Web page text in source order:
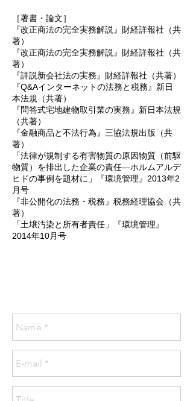
［著書・論文］
『改正商法の完全実務解説』財経詳報社（共
著）
『改正商法の完全実務解説』財経詳報社（共
著）
『詳説新会社法の実務』財経詳報社（共著）
『Q&Aインターネットの法務と税務』新日
本法規（共著）
『問答式宅地建物取引業の実務』新日本法規
（共著）
『金融商品と不法行為』三協法規出版（共
著）
「法律が規制する有害物質の原因物質（前駆
物質）を排出した企業の責任―ホルムアルデ
ヒドの事例を題材に」『環境管理』2013年2
月号
『非公開化の法務・税務』税務経理協会（共
著）
「土壌汚染と所有者責任」『環境管理』
2014年10月号